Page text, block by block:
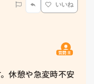
いいね
質問主
休憩や急変時不安